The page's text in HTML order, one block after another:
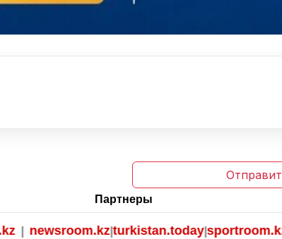
Партнеры
newsroom.kz|turkistan.today|sportroom.kz